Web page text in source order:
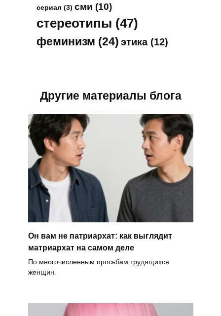
сериал (3) сми (10)
стереотипы (47)
феминизм (24) этика(12)
Другие материалы блога
Он вам не патриархат: как выглядит
матриархат на самом деле
По многочисленным просьбам трудящихся
женщин.